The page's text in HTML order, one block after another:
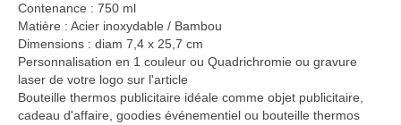
Carnet personnalisé Notes
Repositionnable
Notes repositionnables
Bloc–notes Personnalisé
Contenance : 750 ml
Matière : Acier inoxydable / Bambou
Dimensions : diam 7,4 x 25,7 cm
Personnalisation en 1 couleur ou Quadrichromie ou gravure
laser de votre logo sur l'article
Bouteille thermos publicitaire idéale comme objet publicitaire,
cadeau d'affaire, goodies événementiel ou bouteille thermos